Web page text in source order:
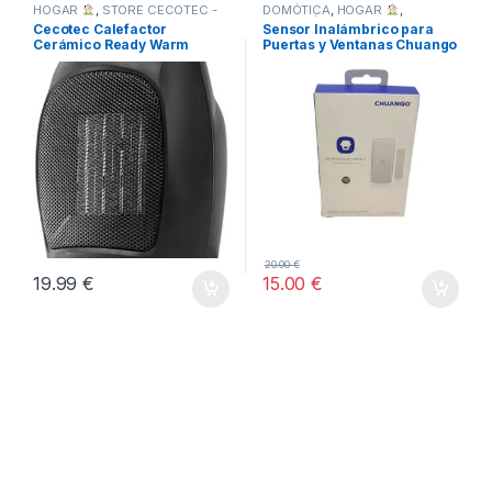
HOGAR , STORE CECOTEC -
DISTRIBUIDOR OFICIAL
TODOS
Cecotec Calefactor
Cerámico Ready Warm
6000
19.99€
DOMÓTICA, HOGAR ,
INFORMÁTICA
Sensor Inalámbrico para
Puertas y Ventanas Chuango
15.00€
20.00€